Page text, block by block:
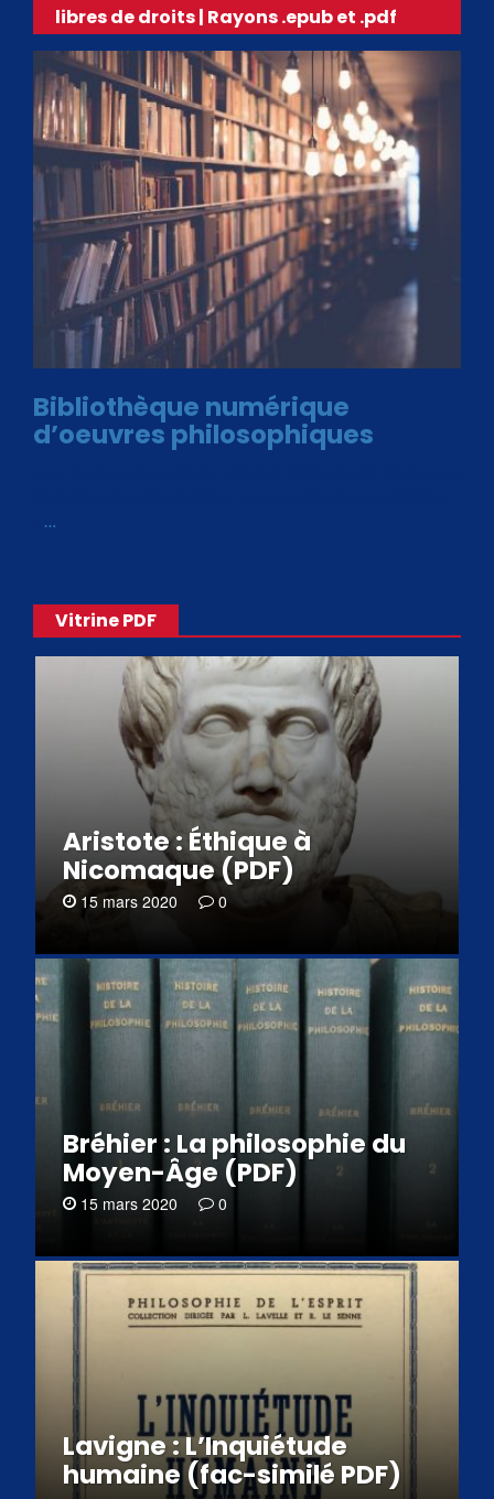
libres de droits | Rayons .epub et .pdf
Bibliothèque numérique
d’oeuvres philosophiques
…
Vitrine PDF
Aristote : Éthique à
Nicomaque (PDF)
15 mars 2020 0
Bréhier : La philosophie du
Moyen-Âge (PDF)
15 mars 2020 0
Lavigne : L’Inquiétude
humaine (fac-similé PDF)